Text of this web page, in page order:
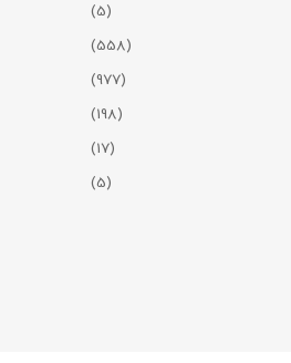
(5)
(558)
(977)
(198)
(17)
(5)